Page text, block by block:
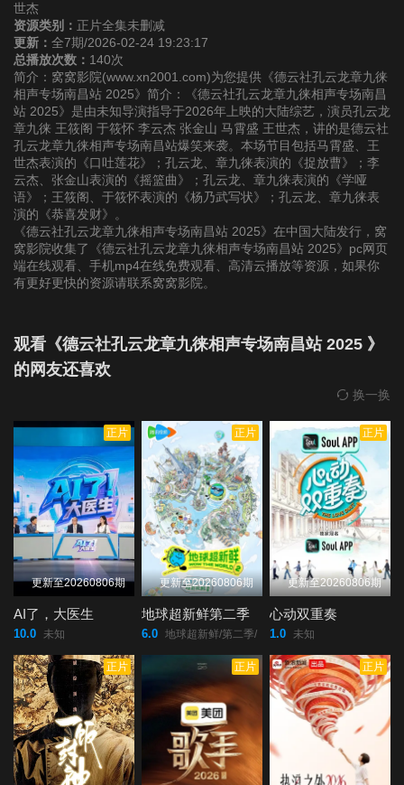
世杰
资源类别： 正片全集未删减
更新： 全7期/2026-02-24 19:23:17
总播放次数： 140次
简介：窝窝影院(www.xn2001.com)为您提供《德云社孔云龙章九徕
相声专场南昌站 2025》简介：《德云社孔云龙章九徕相声专场南昌
站 2025》是由未知导演指导于2026年上映的大陆综艺，演员孔云龙
章九徕 王筱阁 于筱怀 李云杰 张金山 马霄盛 王世杰，讲的是德云社
孔云龙章九徕相声专场南昌站爆笑来袭。本场节目包括马霄盛、王
世杰表演的《口吐莲花》；孔云龙、章九徕表演的《捉放曹》；李
云杰、张金山表演的《摇篮曲》；孔云龙、章九徕表演的《学哑
语》；王筱阁、于筱怀表演的《杨乃武写状》；孔云龙、章九徕表
演的《恭喜发财》。
《德云社孔云龙章九徕相声专场南昌站 2025》在中国大陆发行，窝
窝影院收集了《德云社孔云龙章九徕相声专场南昌站 2025》pc网页
端在线观看、手机mp4在线免费观看、高清云播放等资源，如果你
有更好更快的资源请联系窝窝影院。
观看《德云社孔云龙章九徕相声专场南昌站 2025 》
的网友还喜欢
换一换
正片
更新至20260806期
AI了，大医生
10.0 未知
正片
更新至20260806期
地球超新鲜第二季
6.0 地球超新鲜/第二季/
正片
更新至20260806期
心动双重奏
1.0 未知
正片 正片 正片